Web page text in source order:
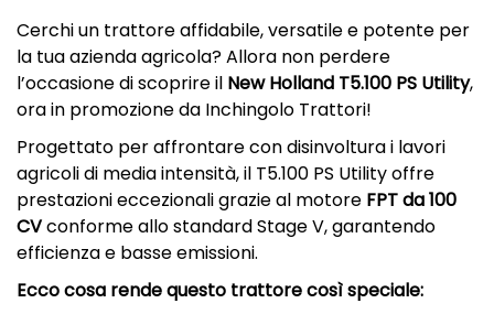
Cerchi un trattore affidabile, versatile e potente per
la tua azienda agricola? Allora non perdere
l’occasione di scoprire il New Holland T5.100 PS Utility,
ora in promozione da Inchingolo Trattori!
Progettato per affrontare con disinvoltura i lavori
agricoli di media intensità, il T5.100 PS Utility offre
prestazioni eccezionali grazie al motore FPT da 100
CVconforme allo standard Stage V, garantendo
efficienza e basse emissioni.
Ecco cosa rende questo trattore così speciale: